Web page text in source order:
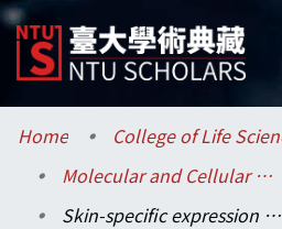
Communities & Collections
Research Outputs
Home
Molecular and Cellular Biology / 分子與細胞生物學研究所
Skin-specific expression of ictacalcin, a homolog of the S100 genes, during zebrafish embryogenesis.